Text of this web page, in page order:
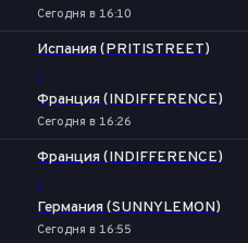
Сегодня в 16:10
Испания (PRITISTREET)
-
Франция (INDIFFERENCE)
Сегодня в 16:26
Франция (INDIFFERENCE)
-
Германия (SUNNYLEMON)
Сегодня в 16:55